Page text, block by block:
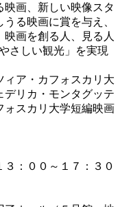
画、新しい映像スタ
る映画に賞を与え、
画を創る人、見る人
さしい観光」を実現
ィア・カフォスカリ大
リカ・モンタグッテ
ォスカリ大学短編映画
：００～１７：３０